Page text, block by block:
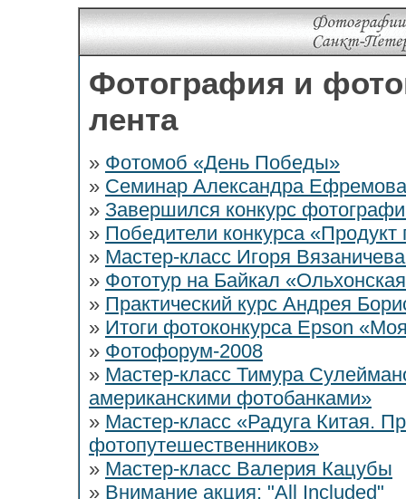
Фотография и
лента
» Фотомоб «День Победы»
» Семинар Александра
» Завершился конкурс
» Победители конкурса
» Мастер-класс Игоря
» Фототур на Байкал
» Практический курс Андрея
» Итоги фотоконкурса Epson
» Фотофорум-2008
» Мастер-класс Тимура
американскими фотобанками»
» Мастер-класс «Радуга Китая.
фотопутешественников»
» Мастер-класс Валерия Кацубы
» Внимание акция: "All Included"